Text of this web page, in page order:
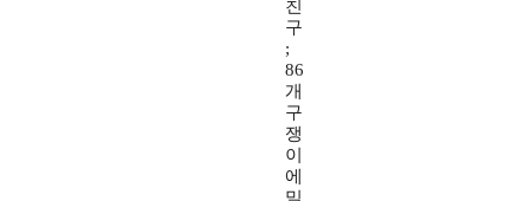
친
구
;
86
개
구
쟁
이
에
밀